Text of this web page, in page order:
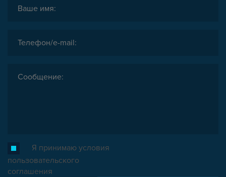
Я принимаю условия
пользовательского
соглашения